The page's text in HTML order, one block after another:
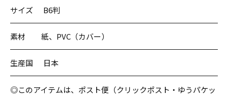
サイズ B6判
素材 紙、PVC（カバー）
生産国 日本
◎このアイテムは、ポスト便（クリックポスト・ゆうパケッ